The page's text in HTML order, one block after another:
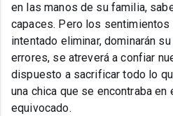
en las manos de su familia,
capaces. Pero los sentimientos
intentado eliminar, dominarán
errores, se atreverá a confiar
dispuesto a sacrificar todo lo
una chica que se encontraba
equivocado.